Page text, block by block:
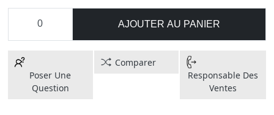
AJOUTER AU PANIER
Poser Une
Question
Comparer
Responsable Des
Ventes